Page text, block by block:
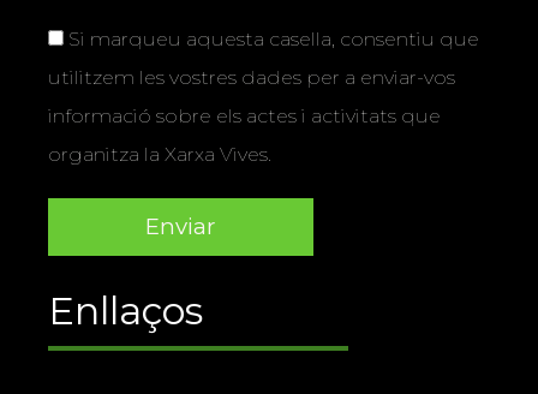
Si marqueu aquesta casella, consentiu que
utilitzem les vostres dades per a enviar-vos
informació sobre els actes i activitats que
organitza la Xarxa Vives.
Enllaços